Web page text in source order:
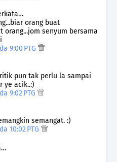
orang buat
orang...jom senyum bersama
9:00 PTG
pun tak perlu la sampai
ye acik..:)
9:02 PTG
semangat. :)
10:02 PTG